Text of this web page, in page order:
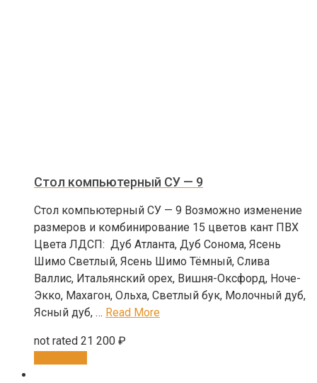
Стол компьютерный СУ — 9
Стол компьютерный СУ — 9 Возможно изменение
размеров и комбинирование 15 цветов кант ПВХ
Цвета ЛДСП: Дуб Атланта, Дуб Сонома, Ясень
Шимо Светлый, Ясень Шимо Тёмный, Слива
Валлис, Итальянский орех, Вишня-Оксфорд, Ноче-
Экко, Махагон, Ольха, Светлый бук, Молочный дуб,
Ясный дуб, … Read More
not rated 21 200 ₽